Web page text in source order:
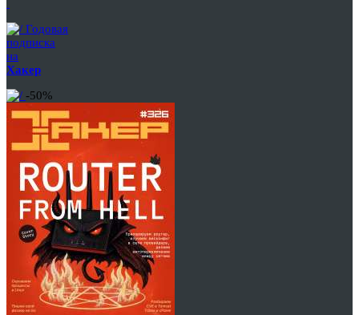
Годовая
подписка
на
Хакер
-50%